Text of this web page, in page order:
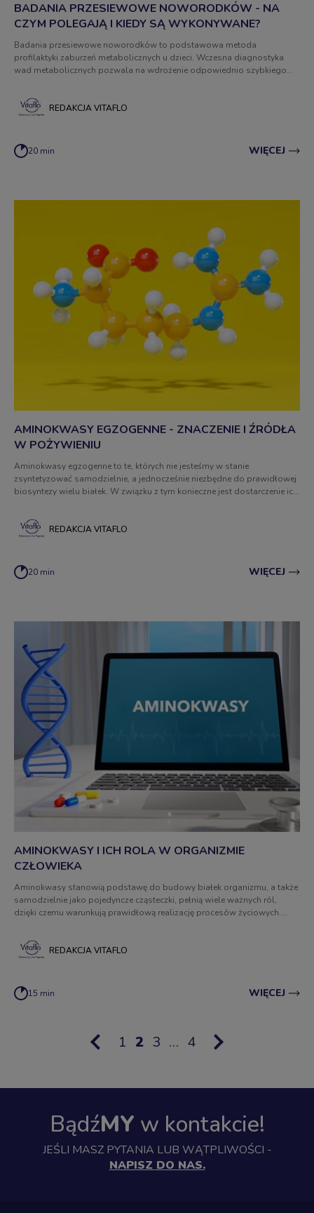
BADANIA PRZESIEWOWE NOWORODKÓW - NA
CZYM POLEGAJĄ I KIEDY SĄ WYKONYWANE?
Badania przesiewowe noworodków to podstawowa metoda
profilaktyki zaburzeń metabolicznych u dzieci. Wczesna diagnostyka
wad metabolicznych pozwala na wdrożenie odpowiednio szybkiego
zdrowotnych, a nawet śmierci!
REDAKCJA VITAFLO
20 min WIĘCEJ
AMINOKWASY EGZOGENNE - ZNACZENIE I ŹRÓDŁA
W POŻYWIENIU
Aminokwasy egzogenne to te, których nie jesteśmy w stanie
zsyntetyzować samodzielnie, a jednocześnie niezbędne do prawidłowej
biosyntezy wielu białek. W związku z tym konieczne jest dostarczenie ich
REDAKCJA VITAFLO
20 min WIĘCEJ
AMINOKWASY I ICH ROLA W ORGANIZMIE
CZŁOWIEKA
Aminokwasy stanowią podstawę do budowy białek organizmu, a także
samodzielnie jako pojedyncze cząsteczki, pełnią wiele ważnych ról,
dzięki czemu warunkują prawidłową realizację procesów życiowych.
REDAKCJA VITAFLO
15 min WIĘCEJ
Previous
page
Page
1 Current
2 Page
3 … Last
page
4 Next
page
BądźMY w kontakcie!
JEŚLI MASZ PYTANIA LUB WĄTPLIWOŚCI -
NAPISZ DO NAS.